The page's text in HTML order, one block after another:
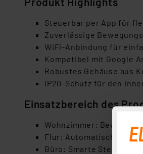
Steuerbar per App für
Zuverlässige
WiFi-Anbindung für
Kompatibel mit Google
Robustes Gehäuse aus
IP20-Schutz für den
Einsatzbereich des
Wohnzimmer:
Flur: Automatische
Büro: Smarte Steuerung